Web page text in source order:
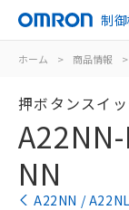
制
ホーム > 商品情報 >
押ボタンスイ
NN
A22NN /